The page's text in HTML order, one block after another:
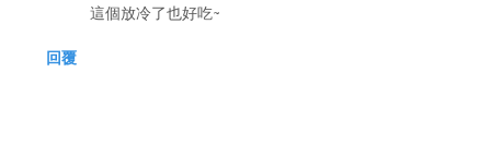
這個放冷了也好吃~
回覆